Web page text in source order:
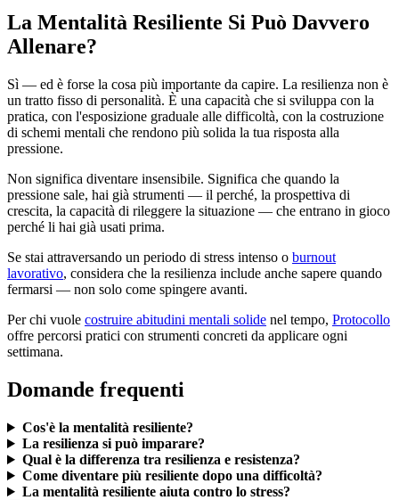
La Mentalità Resiliente Si Può Davvero
Allenare?
Sì — ed è forse la cosa più importante da capire. La resilienza non è
un tratto fisso di personalità. È una capacità che si sviluppa con la
pratica, con l'esposizione graduale alle difficoltà, con la costruzione
di schemi mentali che rendono più solida la tua risposta alla
pressione.
Non significa diventare insensibile. Significa che quando la
pressione sale, hai già strumenti — il perché, la prospettiva di
crescita, la capacità di rileggere la situazione — che entrano in gioco
perché li hai già usati prima.
Se stai attraversando un periodo di stress intenso o burnout
lavorativo, considera che la resilienza include anche sapere quando
fermarsi — non solo come spingere avanti.
Per chi vuole costruire abitudini mentali solide nel tempo, Protocollo
offre percorsi pratici con strumenti concreti da applicare ogni
settimana.
Domande frequenti
Cos'è la mentalità resiliente?
La resilienza si può imparare?
Qual è la differenza tra resilienza e resistenza?
Come diventare più resiliente dopo una difficoltà?
La mentalità resiliente aiuta contro lo stress?